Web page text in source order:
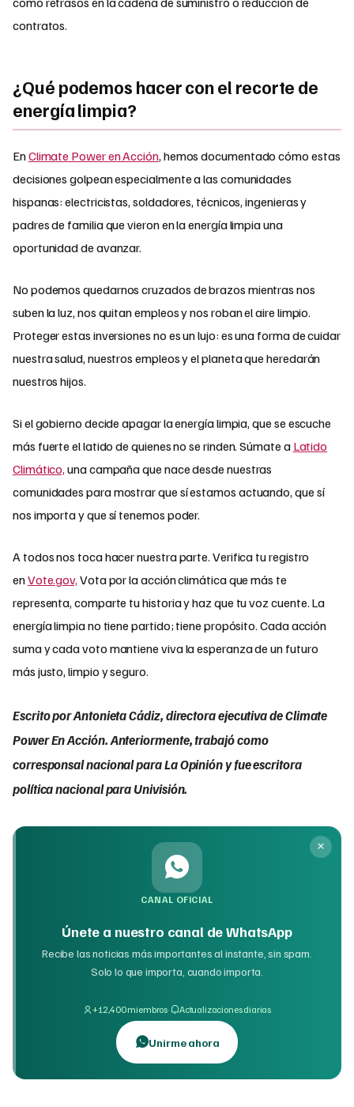
contratos.
¿Qué podemos hacer con el recorte de
energía limpia?
EnClimate Power en Acción, hemos documentado cómo estas
decisiones golpean especialmente a las comunidades
hispanas: electricistas, soldadores, técnicos, ingenieras y
padres de familia que vieron en la energía limpia una
oportunidad de avanzar.
No podemos quedarnos cruzados de brazos mientras nos
suben la luz, nos quitan empleos y nos roban el aire limpio.
Proteger estas inversiones no es un lujo: es una forma de cuidar
nuestra salud, nuestros empleos y el planeta que heredarán
nuestros hijos.
Si el gobierno decide apagar la energía limpia, que se escuche
más fuerte el latido de quienes no se rinden. Súmate a Latido
Climático, una campaña que nace desde nuestras
comunidades para mostrar que sí estamos actuando, que sí
nos importa y que sí tenemos poder.
A todos nos toca hacer nuestra parte. Verifica tu registro
enVote.gov, Vota por la acción climática que más te
representa, comparte tu historia y haz que tu voz cuente. La
energía limpia no tiene partido; tiene propósito. Cada acción
suma y cada voto mantiene viva la esperanza de un futuro
más justo, limpio y seguro.
Escrito por Antonieta Cádiz, directora ejecutiva de Climate
Power En Acción. Anteriormente, trabajó como
corresponsal nacional para La Opinión y fue escritora
política nacional para Univisión.
CANAL OFICIAL
Únete a nuestro canal de WhatsApp
Recibe las noticias más importantes al instante, sin spam.
Solo lo que importa, cuando importa.
+12,400 miembros· Actualizaciones diarias
Unirme ahora